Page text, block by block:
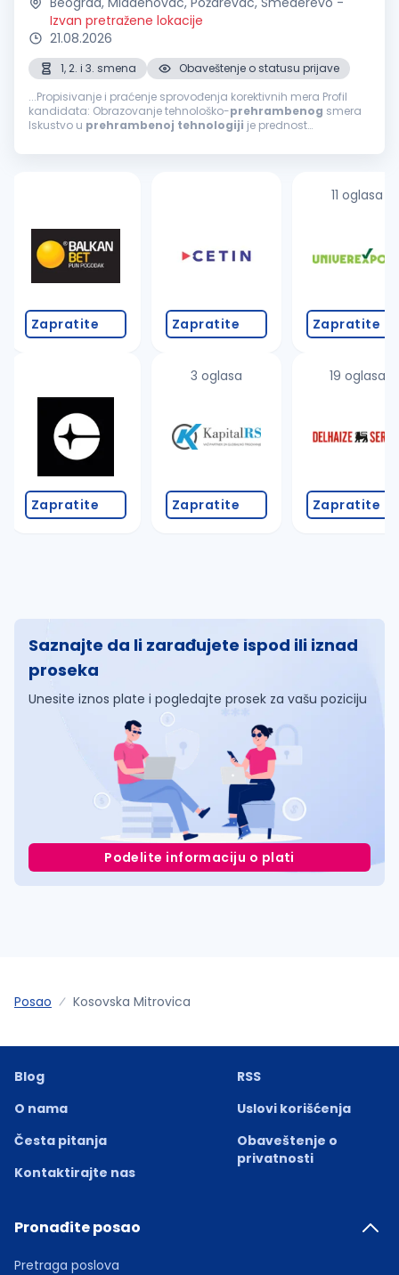
Izvan pretražene lokacije
21.08.2026
1, 2. i 3. smena
Obaveštenje o statusu prijave
...Propisivanje i praćenje sprovođenja korektivnih mera Profil
kandidata: Obrazovanje tehnološko-prehrambenog smera
Iskustvo u prehrambenoj tehnologiji je prednost
dozvola B kategorije (aktivan vozač)...
Zapratite
Zapratite
Zapratite
3 oglasa
Zapratite
11 oglasa
Zapratite
19 oglasa
Zapratite
Saznajte da li zarađujete ispod ili iznad
proseka
Unesite iznos plate i pogledajte prosek za vašu poziciju
Podelite informaciju o plati
Posao Kosovska Mitrovica
Blog
O nama
Česta pitanja
Kontaktirajte nas
RSS
Uslovi korišćenja
Obaveštenje o
privatnosti
Pronađite posao
Pretraga poslova